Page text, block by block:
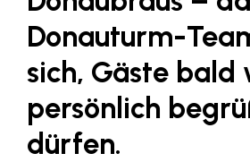
JELD-WEN DANA
kosaplaner
LAT Nitrogen
Libro
Lidl Österreich
Donauturm-
sich, Gäste bald
persönlich
dürfen.